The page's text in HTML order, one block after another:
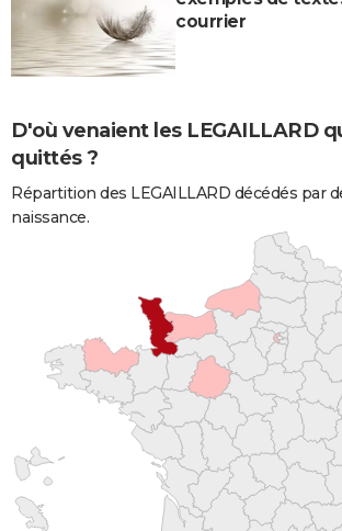
courrier
D'où venaient les LEGAILLARD
quittés ?
Répartition des LEGAILLARD décédés par
naissance.